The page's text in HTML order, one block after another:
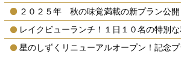
２０２５年 秋の味覚満載の新プラン公開
レイクビューランチ！１日１０名の特別
星のしずくリニューアルオープン！記念